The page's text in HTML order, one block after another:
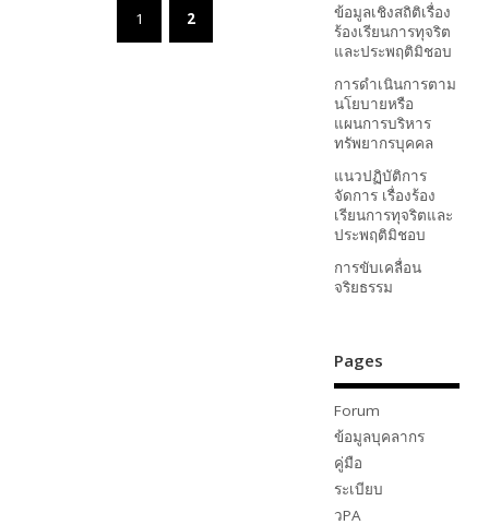
1 2
ข้อมูลเชิงสถิติเรื่อง
ร้องเรียนการทุจริต
และประพฤติมิชอบ
การดำเนินการตาม
นโยบายหรือ
แผนการบริหาร
ทรัพยากรบุคคล
แนวปฏิบัติการ
จัดการ เรื่องร้อง
เรียนการทุจริตและ
ประพฤติมิชอบ
การขับเคลื่อน
จริยธรรม
Pages
Forum
ข้อมูลบุคลากร
คู่มือ
ระเบียบ
วPA